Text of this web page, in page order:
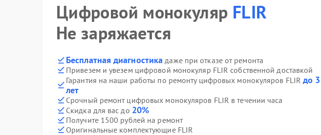
Цифровой монокуляр FLIR
Не заряжается
Бесплатная диагностика даже при отказе от ремонта
Привезем и увезем цифровой монокуляр FLIR собственной доставкой
Гарантия на наши работы по ремонту цифровых монокуляров FLIRдо
лет
Срочный ремонт цифровых монокуляров FLIR в течении часа
Скидка для вас до 20%
Получите 1500 рублей на ремонт
Оригинальные комплектующие FLIR